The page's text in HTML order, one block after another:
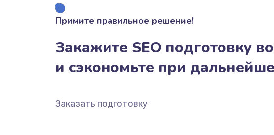
Примите правильное решение!
Закажите SEO подготовку
и сэкономьте при
Заказать подготовку